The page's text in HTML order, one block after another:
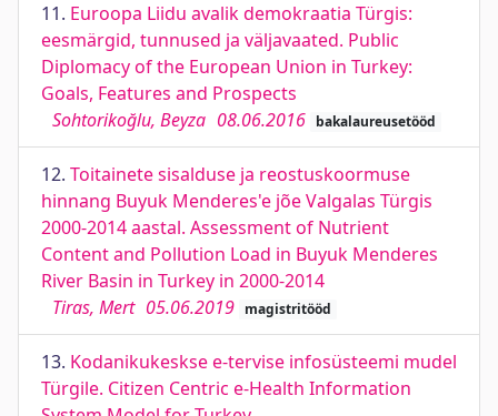
11. Euroopa Liidu avalik demokraatia Türgis:
eesmärgid, tunnused ja väljavaated. Public
Diplomacy of the European Union in Turkey:
Goals, Features and Prospects
Sohtorikoğlu, Beyza 08.06.2016 bakalaureusetööd
12. Toitainete sisalduse ja reostuskoormuse
hinnang Buyuk Menderes'e jõe Valgalas Türgis
2000-2014 aastal. Assessment of Nutrient
Content and Pollution Load in Buyuk Menderes
River Basin in Turkey in 2000-2014
Tiras, Mert 05.06.2019 magistritööd
13. Kodanikukeskse e-tervise infosüsteemi mudel
Türgile. Citizen Centric e-Health Information